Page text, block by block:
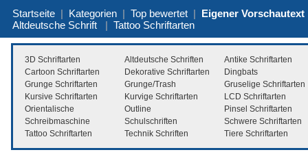
Startseite | Kategorien | Top bewertet | Eigener Vorschautext
Altdeutsche Schrift | Tattoo Schriftarten
3D Schriftarten Altdeutsche Schriften
Antike Schriftarten
Cartoon Schriftarten
Dekorative Schriftarten
Dingbats
Grunge Schriftarten
Grunge/Trash
Gruselige Schriftarten
Kursive Schriftarten
Kurvige Schriftarten
LCD Schriftarten
Orientalische
Outline
Pinsel Schriftarten
Schreibmaschine
Schulschriften
Schwere Schriftarten
Tattoo Schriftarten
Technik Schriften Tiere Schriftarten